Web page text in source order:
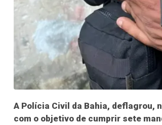
A Polícia Civil da Bahia, deflagrou,
com o objetivo de cumprir sete